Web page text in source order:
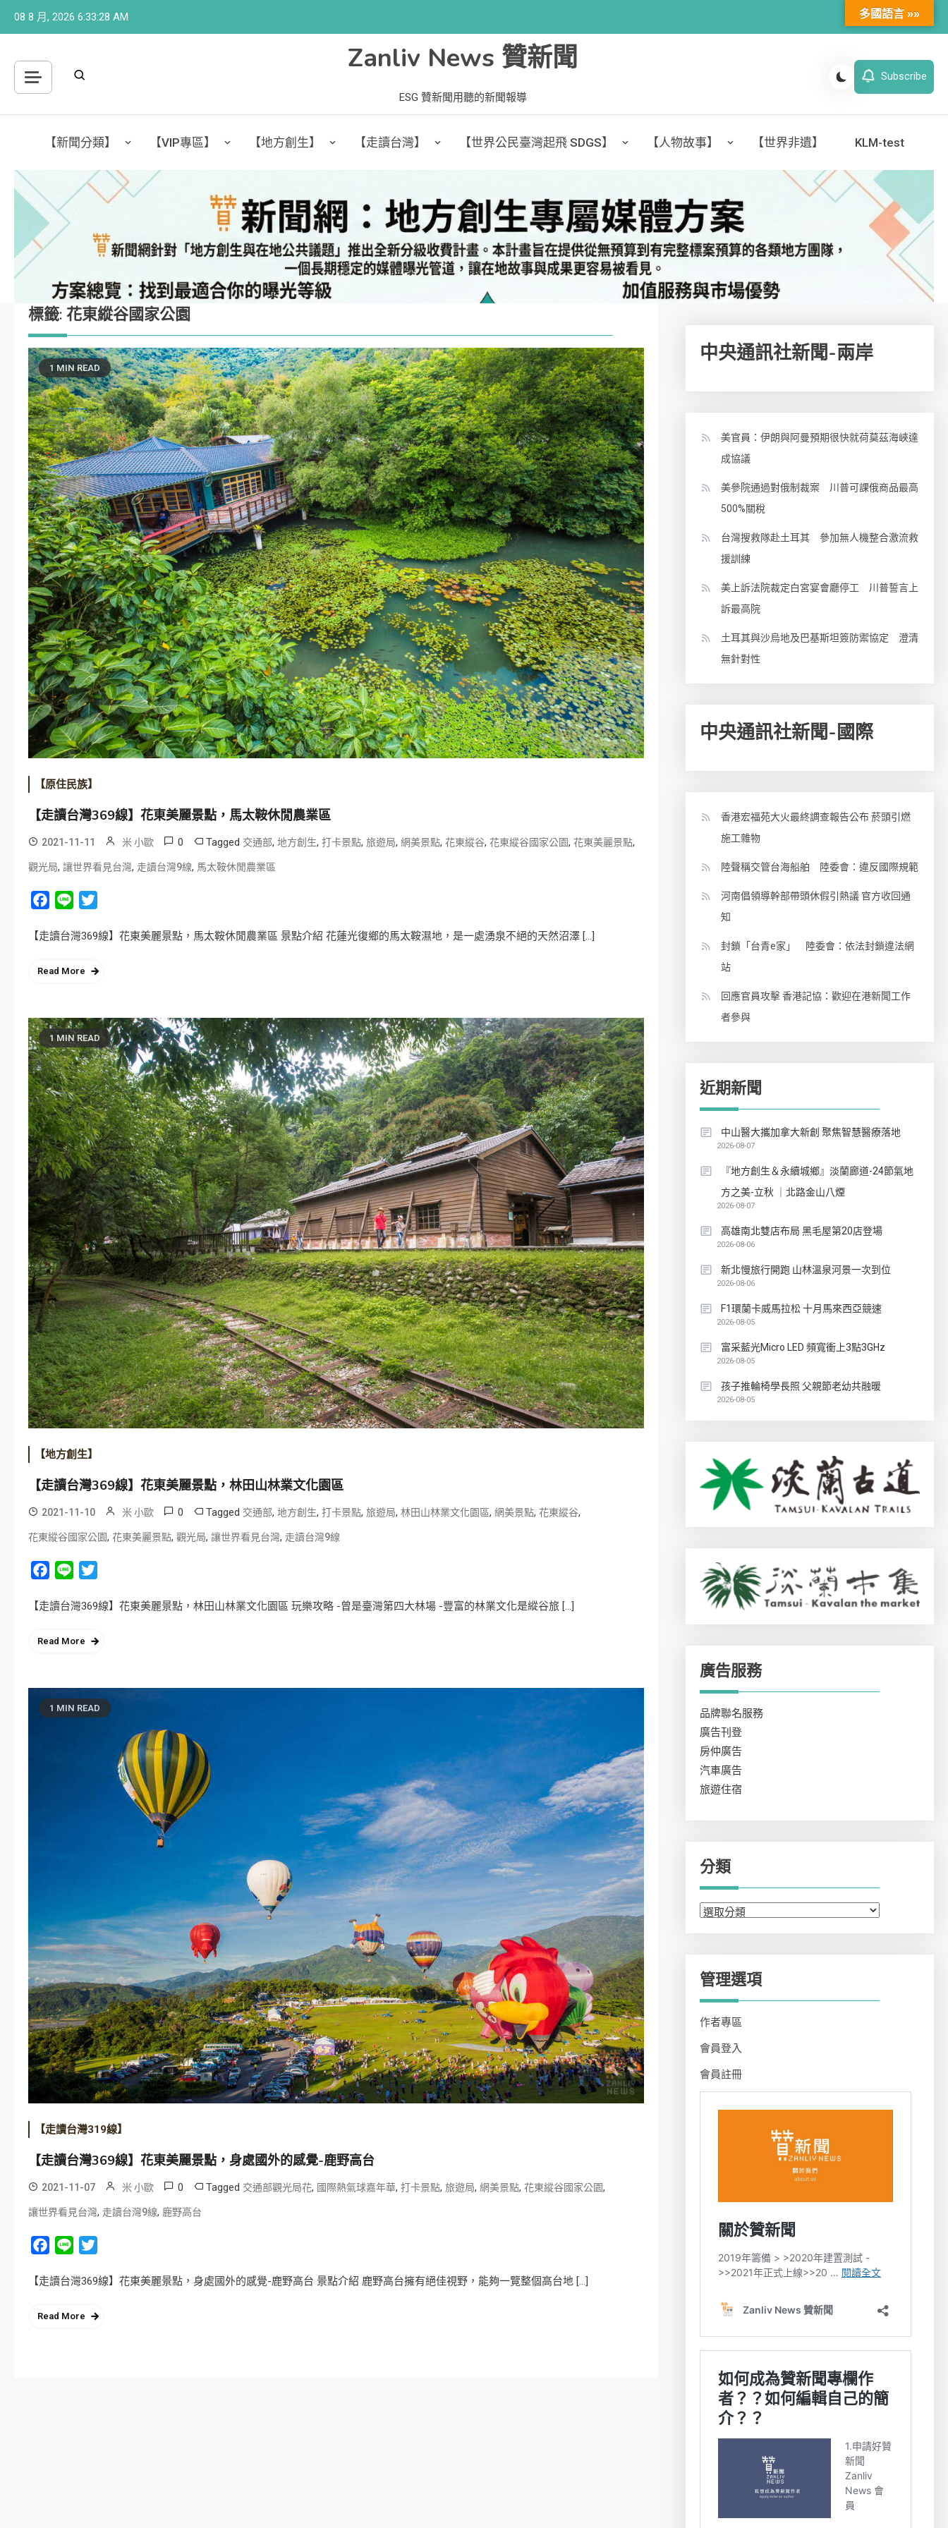
08 8 月, 2026 6:33:30 AM
Zanliv News 贊新聞
ESG 贊新聞用聽的新聞報導
Subscribe
【新聞分類】 【VIP專區】 【地方創生】 【走讀台灣】 【世界公民臺灣起飛 SDGS】 【人物故事】 【世界非遺】 KLM-test
標籤: 花東縱谷國家公園
1 MIN READ
【原住民族】
【走讀台灣369線】花東美麗景點，馬太鞍休閒農業區
2021-11-11 米 小歐 0 Tagged 交通部, 地方創生, 打卡景點, 旅遊局, 網美景點, 花東縱谷, 花東縱谷國家公園, 花東美麗景點,
觀光局, 讓世界看見台灣, 走讀台灣9線, 馬太鞍休閒農業區
Facebook
Line
【走讀台灣369線】花東美麗景點，馬太鞍休閒農業區 景點介紹 花蓮光復鄉的馬太鞍濕地，是一處湧泉不絕的天然沼澤 […]
Read More
1 MIN READ
【地方創生】
【走讀台灣369線】花東美麗景點，林田山林業文化園區
2021-11-10 米 小歐 0 Tagged 交通部, 地方創生, 打卡景點, 旅遊局, 林田山林業文化園區, 網美景點, 花東縱谷,
花東縱谷國家公園, 花東美麗景點, 觀光局, 讓世界看見台灣, 走讀台灣9線
Facebook
Line
【走讀台灣369線】花東美麗景點，林田山林業文化園區 玩樂攻略 -曾是臺灣第四大林場 -豐富的林業文化是縱谷旅 […]
Read More
1 MIN READ
【走讀台灣319線】
【走讀台灣369線】花東美麗景點，身處國外的感覺-鹿野高台
2021-11-07 米 小歐 0 Tagged 交通部觀光局花, 國際熱氣球嘉年華, 打卡景點, 旅遊局, 網美景點, 花東縱谷國家公園,
讓世界看見台灣, 走讀台灣9線, 鹿野高台
Facebook
Line
【走讀台灣369線】花東美麗景點，身處國外的感覺-鹿野高台 景點介紹 鹿野高台擁有絕佳視野，能夠一覽整個高台地 […]
Read More
中央通訊社新聞-兩岸
美官員：伊朗與阿曼預期很快就荷莫茲海峽達
成協議
美參院通過對俄制裁案 川普可課俄商品最高
500%關稅
台灣搜救隊赴土耳其 參加無人機整合激流救
援訓練
美上訴法院裁定白宮宴會廳停工 川普誓言上
訴最高院
土耳其與沙烏地及巴基斯坦簽防禦協定 澄清
無針對性
中央通訊社新聞-國際
香港宏福苑大火最終調查報告公布 菸頭引燃
施工雜物
陸聲稱交管台海船舶 陸委會：違反國際規範
河南倡領導幹部帶頭休假引熱議 官方收回通
知
封鎖「台青e家」 陸委會：依法封鎖違法網
站
回應官員攻擊 香港記協：歡迎在港新聞工作
者參與
近期新聞
中山醫大攜加拿大新創 聚焦智慧醫療落地
2026-08-07
『地方創生＆永續城鄉』淡蘭廊道-24節氣地
方之美-立秋 ｜北路金山八煙
2026-08-07
高雄南北雙店布局 黑毛屋第20店登場
2026-08-06
新北慢旅行開跑 山林溫泉河景一次到位
2026-08-06
F1環蘭卡威馬拉松 十月馬來西亞競速
2026-08-05
富采藍光Micro LED 頻寬衝上3點3GHz
2026-08-05
孩子推輪椅學長照 父親節老幼共融暖
2026-08-05
廣告服務
品牌聯名服務
廣告刊登
房仲廣告
汽車廣告
旅遊住宿
分類
分
管理選項
作者專區
會員登入
會員註冊
多國語言 »»